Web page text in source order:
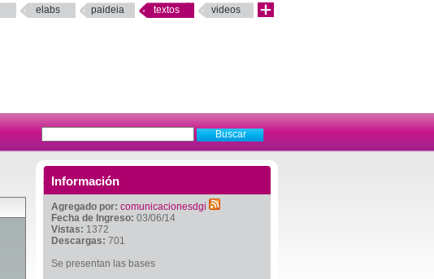
elabs paideia textos videos
Información
Agregado por: comunicacionesdgi
Fecha de Ingreso: 03/06/14
Vistas: 1372
Descargas: 701
Se presentan las bases